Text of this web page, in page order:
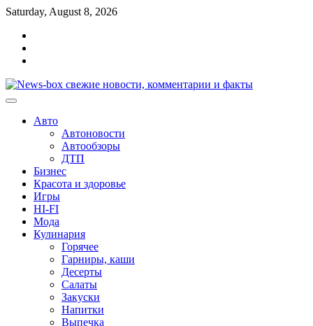
Перейти
содержимому
Saturday, August 8, 2026
Авто
Автоновости
Автообзоры
ДТП
Бизнес
Красота и здоровье
Игры
HI-FI
Мода
Кулинария
Горячее
Гарниры, каши
Десерты
Салаты
Закуски
Напитки
Выпечка